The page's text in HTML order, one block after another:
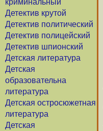
криминальный
Детектив крутой
Детектив политический
Детектив полицейский
Детектив шпионский
Детская литература
Детская
образовательна
литература
Детская остросюжетная
литература
Детская